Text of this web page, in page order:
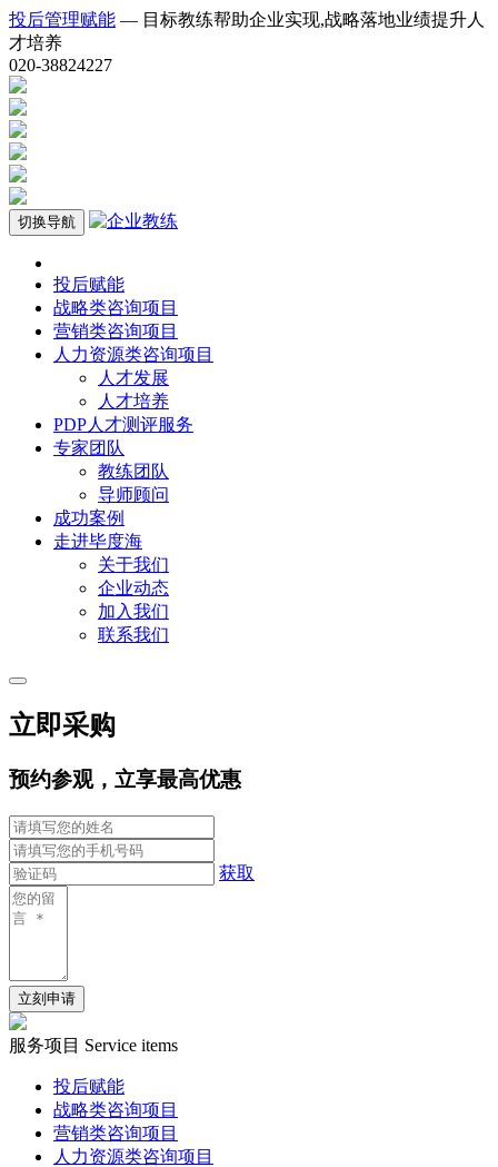
投后管理赋能 — 目标教练帮助企业实现,战略落地业绩提升人
才培养
020-38824227
切换导航
投后赋能
战略类咨询项目
营销类咨询项目
人力资源类咨询项目
人才发展
人才培养
PDP人才测评服务
专家团队
教练团队
导师顾问
成功案例
走进毕度海
关于我们
企业动态
加入我们
联系我们
立即采购
预约参观，立享最高优惠
获取
立刻申请
服务项目 Service items
投后赋能
战略类咨询项目
营销类咨询项目
人力资源类咨询项目